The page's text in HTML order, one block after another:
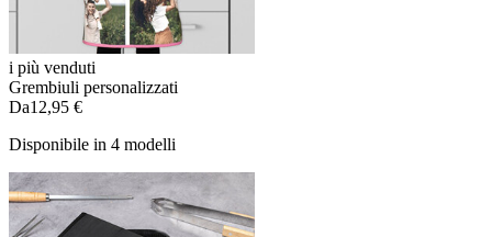
i più venduti
Grembiuli personalizzati
Da12,95 €
Disponibile in 4 modelli